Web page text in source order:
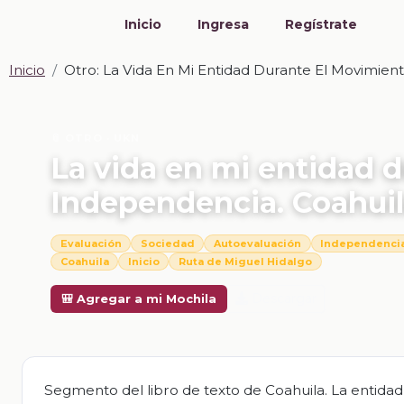
Inicio Ingresa Regístrate
Inicio Otro: La Vida En Mi Entidad Durante El
La vida en mi entidad
Independencia.
Evaluación Sociedad Autoevaluación
Coahuila
Inicio Ruta de Miguel Hidalgo
🎒 Agregar a mi Mochila
Segmento del libro de texto de Coahuila. La